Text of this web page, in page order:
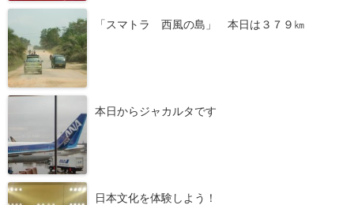
「スマトラ 西風の島」 本日は３７９㎞
本日からジャカルタです
日本文化を体験しよう！